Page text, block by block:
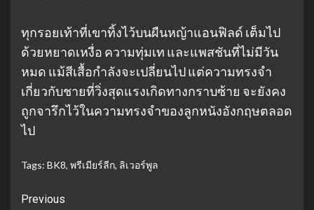
ทุกรอยเท้าที่เขาทิ้งไว้บนผืนหญ้าแอนฟิลด์ เต็มไป
ด้วยหยาดเหงื่อ ความทุ่มเท และแพสชันที่ไม่มีวัน
หมด แม้สีเสื้อกำลังจะเปลี่ยนไป แต่ความทรงจำ
เกี่ยวกับชายที่วิ่งสุดแรงเกิดทางกราบซ้าย จะยังคง
ถูกจารึกไว้ในความทรงจำของลูกหนังอังกฤษตลอด
ไป
Tags: BK8, พรีเมียร์ลีก, ลิเวอร์พูล
Continue
Previous